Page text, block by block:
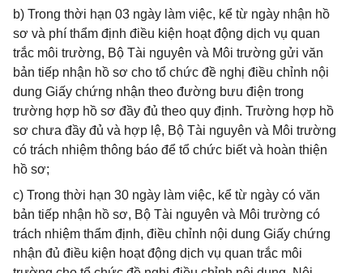
b) Trong thời hạn 03 ngày làm việc, kể từ ngày nhận hồ
sơ và phí thẩm định điều kiện hoạt động dịch vụ quan
trắc môi trường, Bộ Tài nguyên và Môi trường gửi văn
bản tiếp nhận hồ sơ cho tổ chức đề nghị điều chỉnh nội
dung Giấy chứng nhận theo đường bưu điện trong
trường hợp hồ sơ đầy đủ theo quy định. Trường hợp hồ
sơ chưa đầy đủ và hợp lệ, Bộ Tài nguyên và Môi trường
có trách nhiệm thông báo để tổ chức biết và hoàn thiện
hồ sơ;
c) Trong thời hạn 30 ngày làm việc, kể từ ngày có văn
bản tiếp nhận hồ sơ, Bộ Tài nguyên và Môi trường có
trách nhiệm thẩm định, điều chỉnh nội dung Giấy chứng
nhận đủ điều kiện hoạt động dịch vụ quan trắc môi